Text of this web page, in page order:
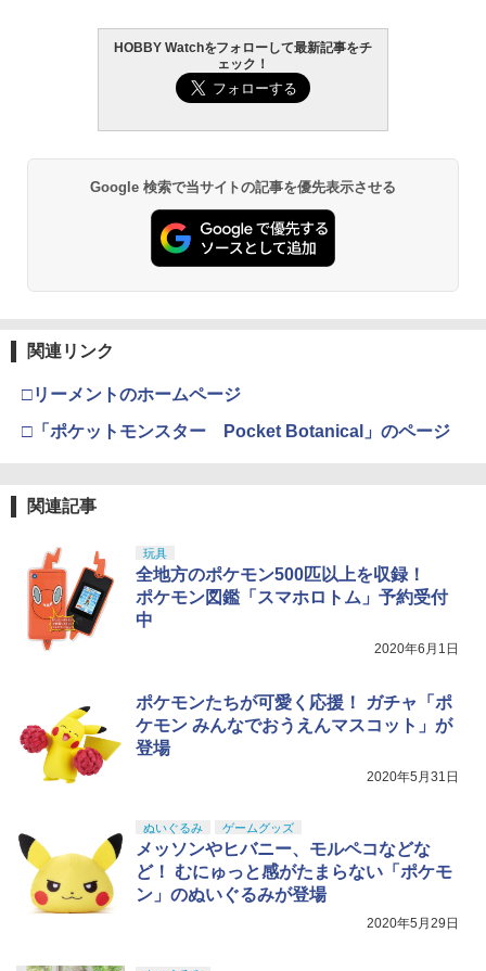
HOBBY Watchをフォローして最新記事をチ
ェック！
Google 検索で当サイトの記事を優先表示させる
関連リンク
□リーメントのホームページ
□「ポケットモンスター Pocket Botanical」のページ
関連記事
玩具
全地方のポケモン500匹以上を収録！
ポケモン図鑑「スマホロトム」予約受付
中
2020年6月1日
ポケモンたちが可愛く応援！ ガチャ「ポ
ケモン みんなでおうえんマスコット」が
登場
2020年5月31日
ぬいぐるみ ゲームグッズ
メッソンやヒバニー、モルペコなどな
ど！ むにゅっと感がたまらない「ポケモ
ン」のぬいぐるみが登場
2020年5月29日